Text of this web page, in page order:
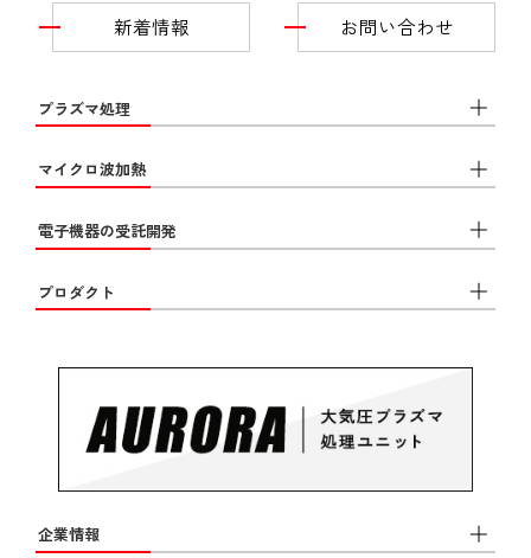
新着情報 お問い合わせ
プラズマ処理
マイクロ波加熱
電子機器の受託開発
プロダクト
企業情報